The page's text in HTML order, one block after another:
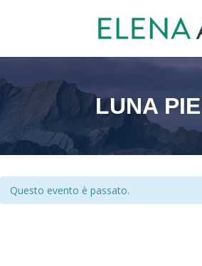
LUNA
Questo evento è passato.